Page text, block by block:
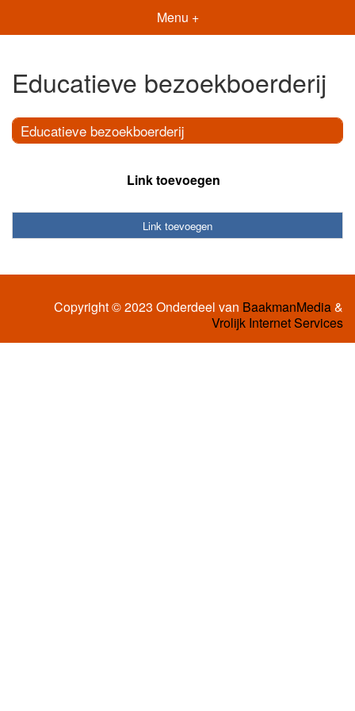
Menu +
Educatieve bezoekboerderij
Educatieve bezoekboerderij
Link toevoegen
Link toevoegen
Copyright © 2023 Onderdeel van BaakmanMedia&
Vrolijk Internet Services